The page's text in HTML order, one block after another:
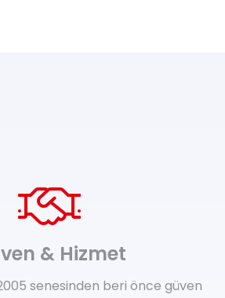
& Hizmet
senesinden beri önce güven